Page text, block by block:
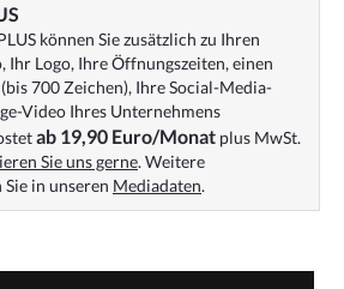
können Sie zusätzlich zu Ihren
Ihr Logo, Ihre Öffnungszeiten, einen
700 Zeichen), Ihre Social-Media-
Video Ihres Unternehmens
ab 19,90 Euro/Monat plus MwSt.
Sie uns gerne. Weitere
in unseren Mediadaten.